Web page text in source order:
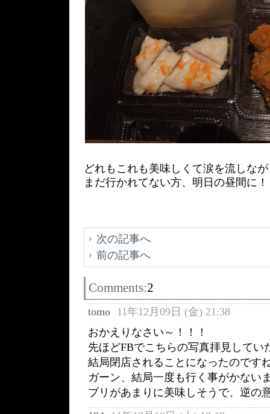
どれもこれも美味しくて涙を流しな
まだ行かれてない方、明日の昼間に！
次の記事へ
前の記事へ
Comments:2
tomo
11年12月09日 (金) 21:38
おかえりなさい～！！！
先ほどFBでこちらの写真拝見して
結局閉店されることになったのです
ガーン、結局一度も行く事がかない
ブリがあまりに美味しそうで、逆の